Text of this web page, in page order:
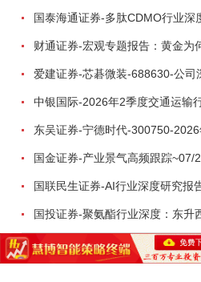
国金证券-产业景气高频跟踪~07/